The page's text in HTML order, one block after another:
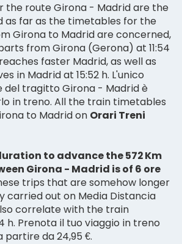
the route Girona - Madrid are the
as far as the timetables for the
Girona to Madrid are concerned,
from Girona (Gerona) at 11:54
faster Madrid, as well as
in Madrid at 15:52 h. L'unico
del tragitto Girona - Madrid è
in treno. All the train timetables
to Madrid on Orari Treni
to advance the 572 Km
Girona - Madrid is of 6 ore
trips that are somehow longer
carried out on Media Distancia
correlate with the train
h. Prenota il tuo viaggio in treno
da 24,95 €.